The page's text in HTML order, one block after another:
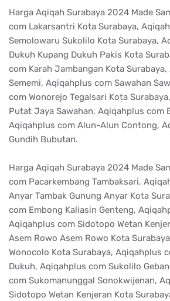
Harga Aqiqah Surabaya 2024 Made
com Lakarsantri Kota Surabaya,
Semolowaru Sukolilo Kota Surabaya,
Dukuh Kupang Dukuh Pakis Kota
com Karah Jambangan Kota
Sememi, Aqiqahplus com Sawahan
com Wonorejo Tegalsari Kota
Putat Jaya Sawahan, Aqiqahplus com
Aqiqahplus com Alun-Alun Contong,
Gundih Bubutan.
Harga Aqiqah Surabaya 2024 Made
com Pacarkembang Tambaksari,
Anyar Tambak Gunung Anyar Kota
com Embong Kaliasin Genteng,
Aqiqahplus com Sidotopo Wetan
Asem Rowo Asem Rowo Kota
Wonocolo Kota Surabaya, Aqiqahplus
Dukuh, Aqiqahplus com Sukolilo
com Sukomanunggal Sonokwijenan,
Sidotopo Wetan Kenjeran Kota